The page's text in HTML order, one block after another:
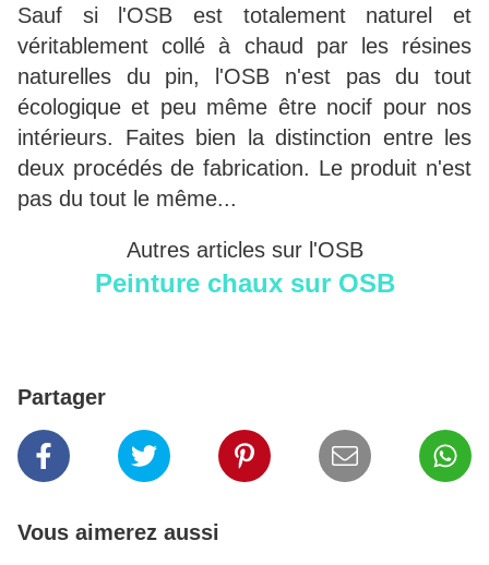
Sauf si l'OSB est totalement naturel et
véritablement collé à chaud par les résines
naturelles du pin, l'OSB n'est pas du tout
écologique et peu même être nocif pour nos
intérieurs. Faites bien la distinction entre les
deux procédés de fabrication. Le produit n'est
pas du tout le même...
Autres articles sur l'OSB
Peinture chaux sur OSB
Partager
Vous aimerez aussi